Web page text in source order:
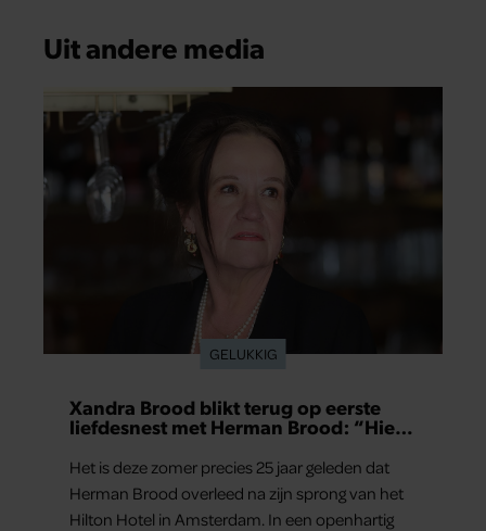
Uit andere media
GELUKKIG
Xandra Brood blikt terug op eerste
liefdesnest met Herman Brood: “Hier
Het is deze zomer precies 25 jaar geleden dat
Herman Brood overleed na zijn sprong van het
Hilton Hotel in Amsterdam. In een openhartig